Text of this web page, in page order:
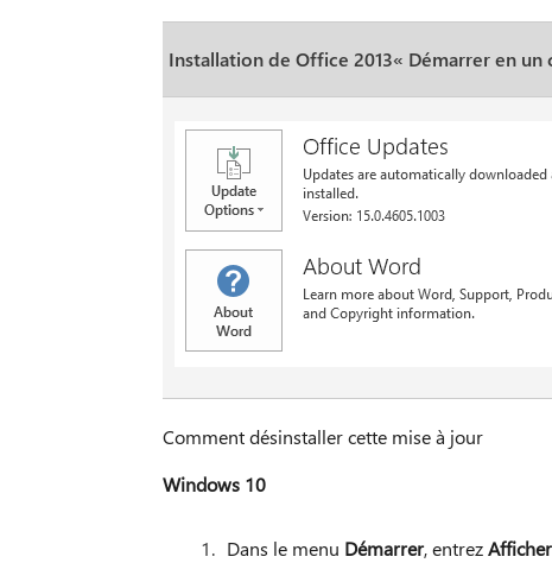
Installation de Office 2013« Démarrer en un
Comment désinstaller cette mise à jour
Windows 10
Dans le menu Démarrer, entrez